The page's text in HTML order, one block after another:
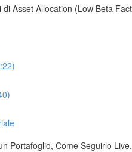
Asset Allocation (Low Beta
Portafoglio, Come Seguirlo